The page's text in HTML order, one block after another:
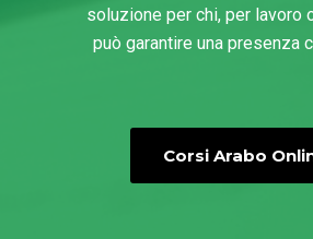
soluzione per chi, per lavoro
può garantire una presenza
Corsi Arabo